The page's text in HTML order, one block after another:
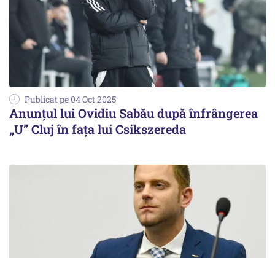
Publicat pe 04 Oct 2025
Anunțul lui Ovidiu Sabău după înfrângerea
„U” Cluj în fața lui Csikszereda